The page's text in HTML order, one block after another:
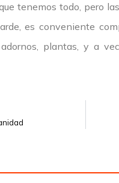
tenemos todo, pero
es conveniente
plantas, y a